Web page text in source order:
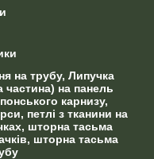
на трубу, Липучка
частина) на панель
карнизу,
петлі з тканини на
шторна тасьма
шторна тасьма